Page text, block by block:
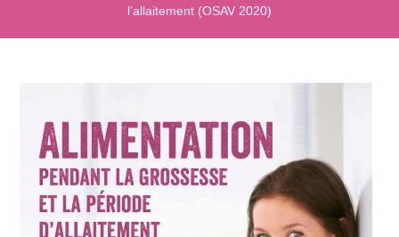
l’allaitement (OSAV 2020)